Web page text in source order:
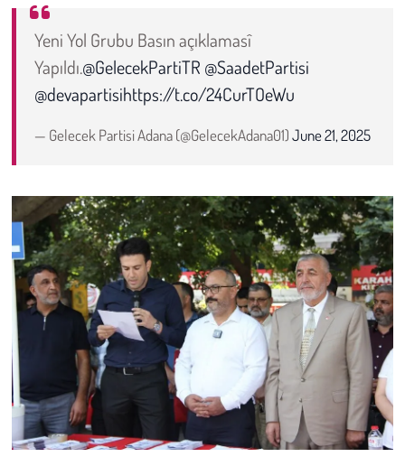
Yeni Yol Grubu Basın açıklamasî
Yapıldı.@GelecekPartiTR @SaadetPartisi
@devapartisihttps://t.co/24CurTOeWu
— Gelecek Partisi Adana (@GelecekAdana01)June 21, 2025